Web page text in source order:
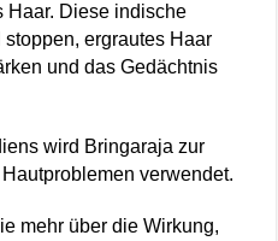
Haar. Diese indische
ergrautes Haar
und das Gedächtnis
wird Bringaraja zur
verwendet.
mehr über die Wirkung,